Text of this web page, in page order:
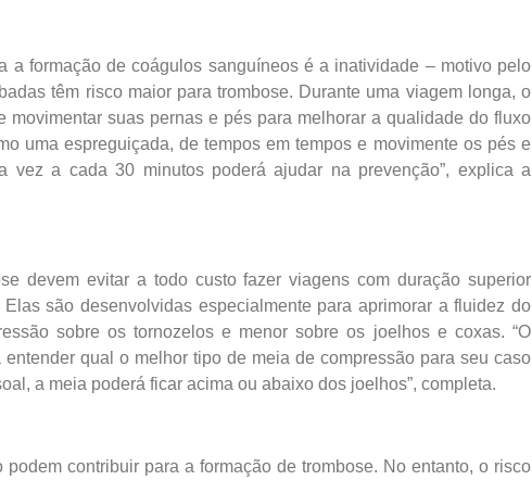
a formação de coágulos sanguíneos é a inatividade – motivo pelo
têm risco maior para trombose. Durante uma viagem longa, o
movimentar suas pernas e pés para melhorar a qualidade do fluxo
uma espreguiçada, de tempos em tempos e movimente os pés e
vez a cada 30 minutos poderá ajudar na prevenção”, explica a
devem evitar a todo custo fazer viagens com duração superior
são desenvolvidas especialmente para aprimorar a fluidez do
sobre os tornozelos e menor sobre os joelhos e coxas. “O
qual o melhor tipo de meia de compressão para seu caso
a meia poderá ficar acima ou abaixo dos joelhos”, completa.
contribuir para a formação de trombose. No entanto, o risco